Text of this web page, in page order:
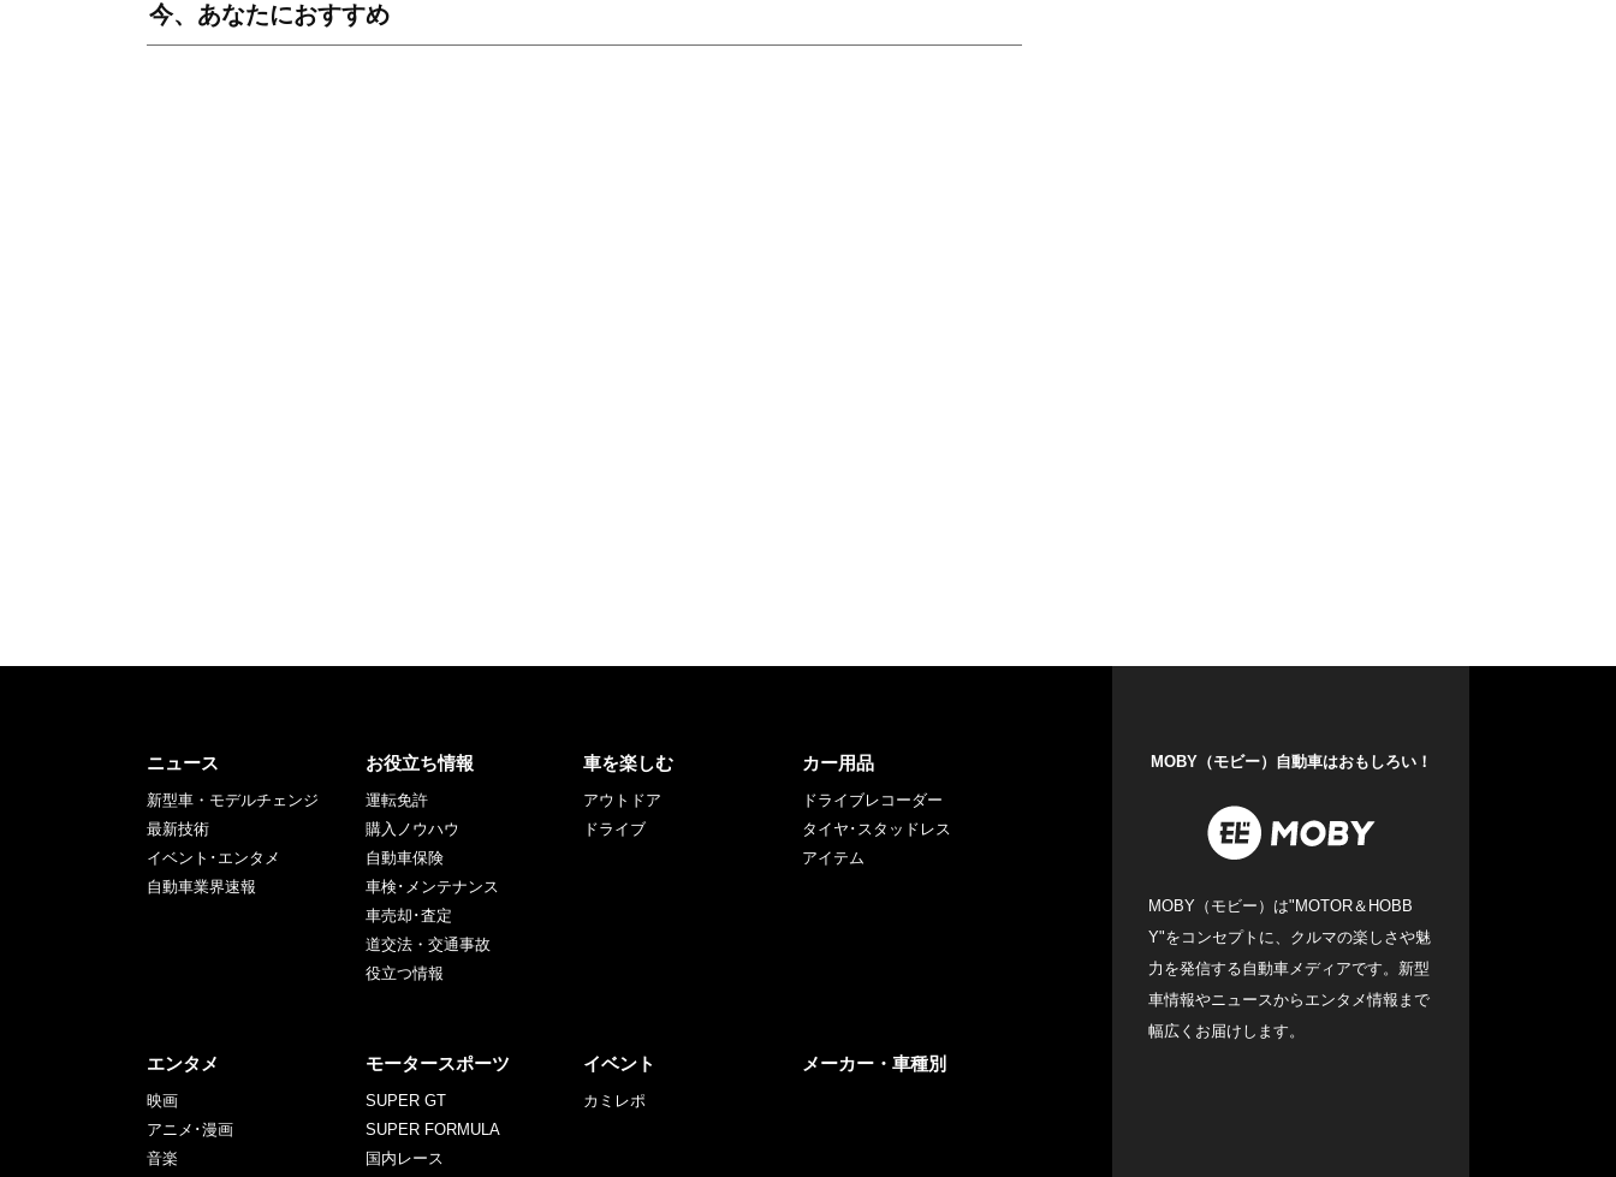
今、あなたにおすすめ
ニュース
新型車・モデルチェンジ
最新技術
イベント･エンタメ
自動車業界速報
お役立ち情報
運転免許
購入ノウハウ
自動車保険
車検･メンテナンス
車売却･査定
道交法・交通事故
役立つ情報
車を楽しむ
アウトドア
ドライブ
カー用品
ドライブレコーダー
タイヤ･スタッドレス
アイテム
エンタメ
映画
アニメ･漫画
音楽
モータースポーツ
SUPER GT
SUPER FORMULA
国内レース
イベント
カミレポ
メーカー・車種別
MOBY（モビー）自動車はおもしろい！
MOBY（モビー）は"MOTOR＆HOBB
Y"をコンセプトに、クルマの楽しさや魅
力を発信する自動車メディアです。新型
車情報やニュースからエンタメ情報まで
幅広くお届けします。